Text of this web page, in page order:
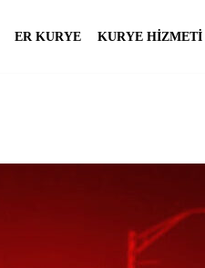
ER KURYE KURYE HIZMETI